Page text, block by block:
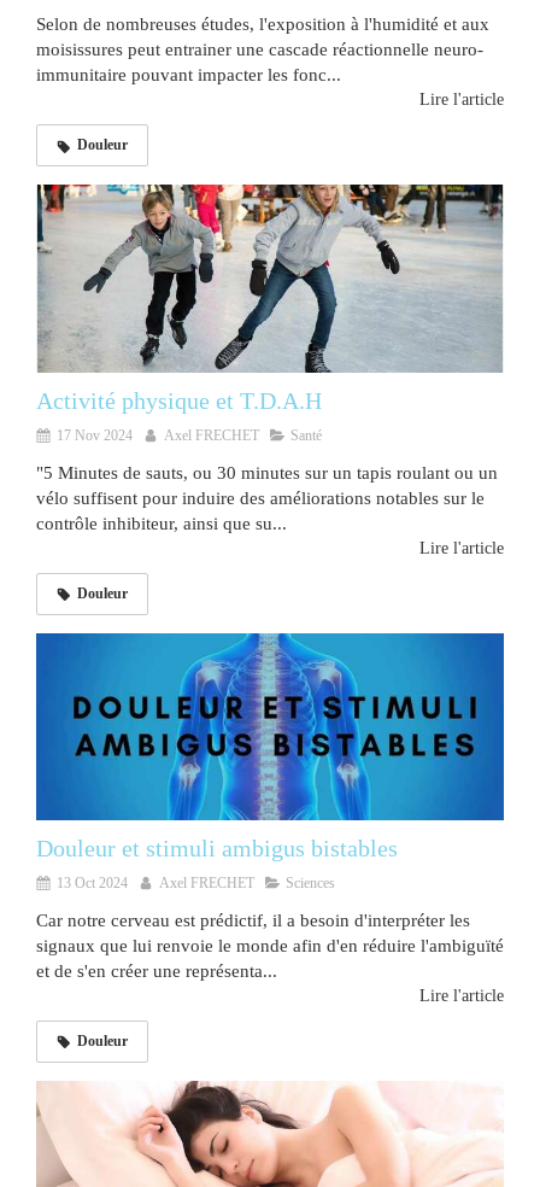
Selon de nombreuses études, l'exposition à l'humidité et aux
moisissures peut entrainer une cascade réactionnelle neuro-
immunitaire pouvant impacter les fonc...
Lire l'article
Douleur
Activité physique et T.D.A.H
17 Nov 2024 Axel FRECHET Santé
"5 Minutes de sauts, ou 30 minutes sur un tapis roulant ou un
vélo suffisent pour induire des améliorations notables sur le
contrôle inhibiteur, ainsi que su...
Lire l'article
Douleur
Douleur et stimuli ambigus bistables
13 Oct 2024 Axel FRECHET Sciences
Car notre cerveau est prédictif, il a besoin d'interpréter les
signaux que lui renvoie le monde afin d'en réduire l'ambiguïté
et de s'en créer une représenta...
Lire l'article
Douleur